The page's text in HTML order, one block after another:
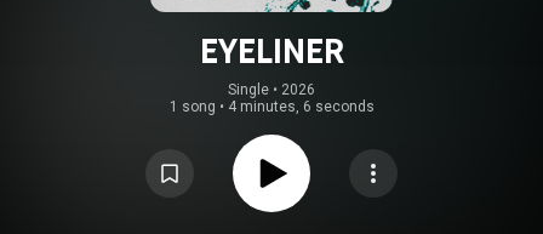
EYELINER
Single • 2026
1 song • 4 minutes, 6 seconds